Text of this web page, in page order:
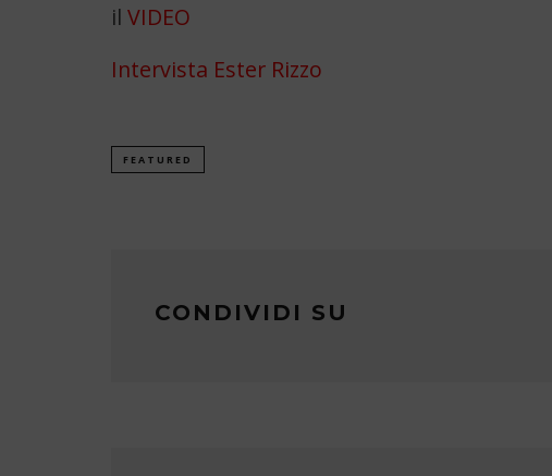
il VIDEO
Intervista Ester Rizzo
FEATURED
CONDIVIDI SU